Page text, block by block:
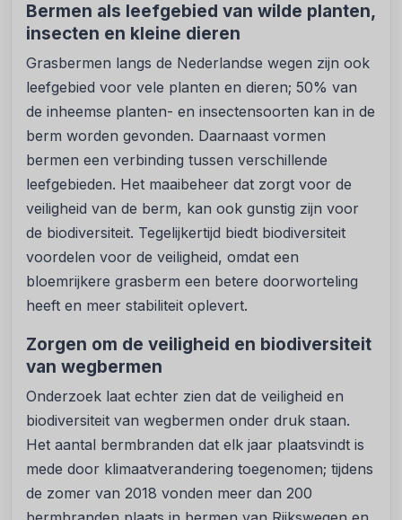
Bermen als leefgebied van wilde planten,
insecten en kleine dieren
Grasbermen langs de Nederlandse wegen zijn ook
leefgebied voor vele planten en dieren; 50% van
de inheemse planten- en insectensoorten kan in de
berm worden gevonden. Daarnaast vormen
bermen een verbinding tussen verschillende
leefgebieden. Het maaibeheer dat zorgt voor de
veiligheid van de berm, kan ook gunstig zijn voor
de biodiversiteit. Tegelijkertijd biedt biodiversiteit
voordelen voor de veiligheid, omdat een
bloemrijkere grasberm een betere doorworteling
heeft en meer stabiliteit oplevert.
Zorgen om de veiligheid en biodiversiteit
van wegbermen
Onderzoek laat echter zien dat de veiligheid en
biodiversiteit van wegbermen onder druk staan.
Het aantal bermbranden dat elk jaar plaatsvindt is
mede door klimaatverandering toegenomen; tijdens
de zomer van 2018 vonden meer dan 200